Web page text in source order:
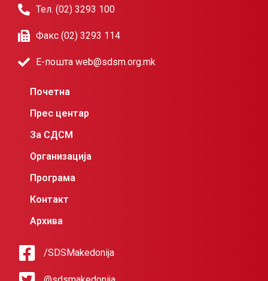
Тел. (02) 3293 100
Факс (02) 3293 114
Е-пошта web@sdsm.org.mk
Почетна
Прес центар
За СДСМ
Организација
Програма
Контакт
Архива
/SDSMakedonija